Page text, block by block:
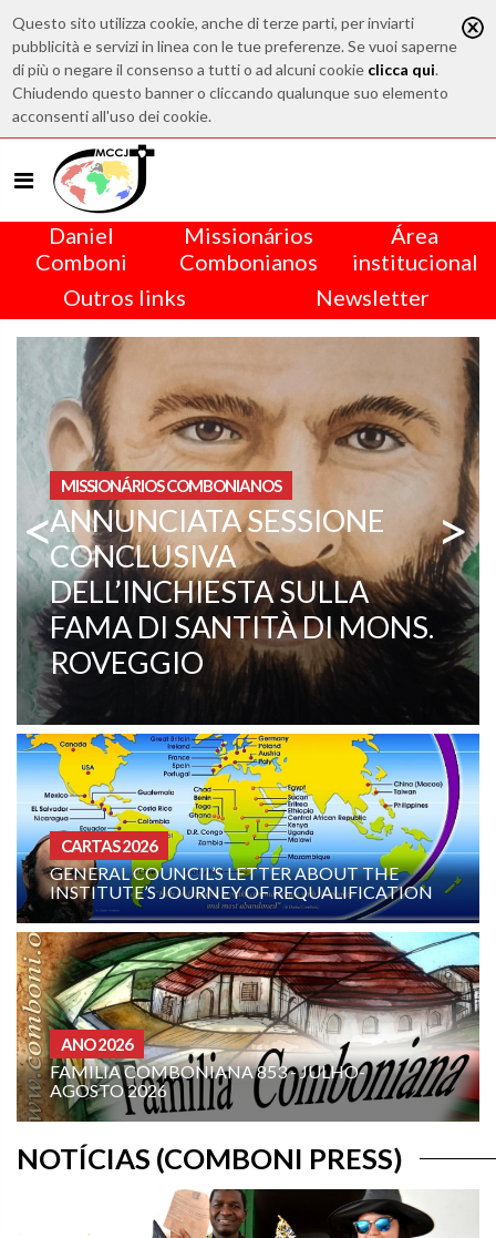
Questo sito utilizza cookie, anche di terze parti, per inviarti
pubblicità e servizi in linea con le tue preferenze. Se vuoi saperne
di più o negare il consenso a tutti o ad alcuni cookie clicca qui.
Chiudendo questo banner o cliccando qualunque suo elemento
acconsenti all'uso dei cookie.
Daniel
Comboni
Missionários
Combonianos
Área
institucional
Outros links
Newsletter
< MISSIONÁRIOS COMBONIANOS
PADRE EZEQUIEL RAMIN,
TESTEMUNHO VIVO DE
VOCAÇÃO E MISSÃO
>
LETTER ABOUT THE
OF REQUALIFICATION
CURIA - (NOTIZIE-NEWS)
INTENÇÃO DE ORAÇÃO
COMBONIANA:
853 - JULHO-
HOMILIAS PARA O ANO A
XIX DOMINGO DO
A): “ORDENA-ME QUE
NOTÍCIAS (COMBONI PRESS)